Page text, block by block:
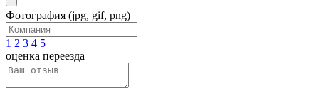
Фотография (jpg, gif, png)
1 2 3 4 5
оценка переезда